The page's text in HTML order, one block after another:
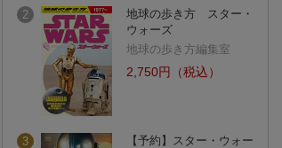
2
地球の歩き方 スター・
ウォーズ
地球の歩き方編集室
2,750円（税込）
3
【予約】スター・ウォー